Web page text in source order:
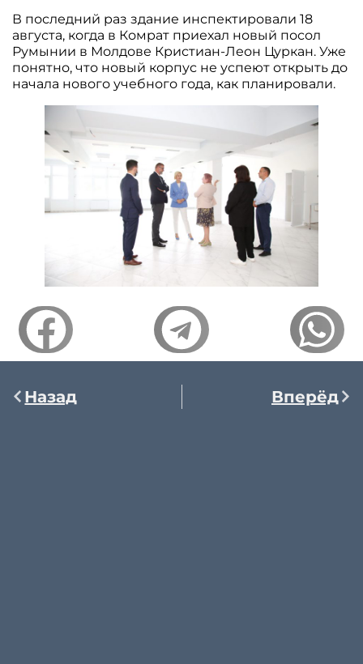
В последний раз здание инспектировали 18
августа, когда в Комрат приехал новый посол
Румынии в Молдове Кристиан-Леон Цуркан. Уже
понятно, что новый корпус не успеют открыть до
начала нового учебного года, как планировали.
Назад Вперёд